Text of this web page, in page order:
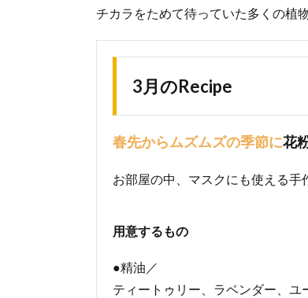
チカラをためて待っていた多くの植
3月のRecipe
春先からムズムズの季節に花
お部屋の中、マスクにも使える手
用意するもの
●精油／
ティートゥリー、ラベンダー、